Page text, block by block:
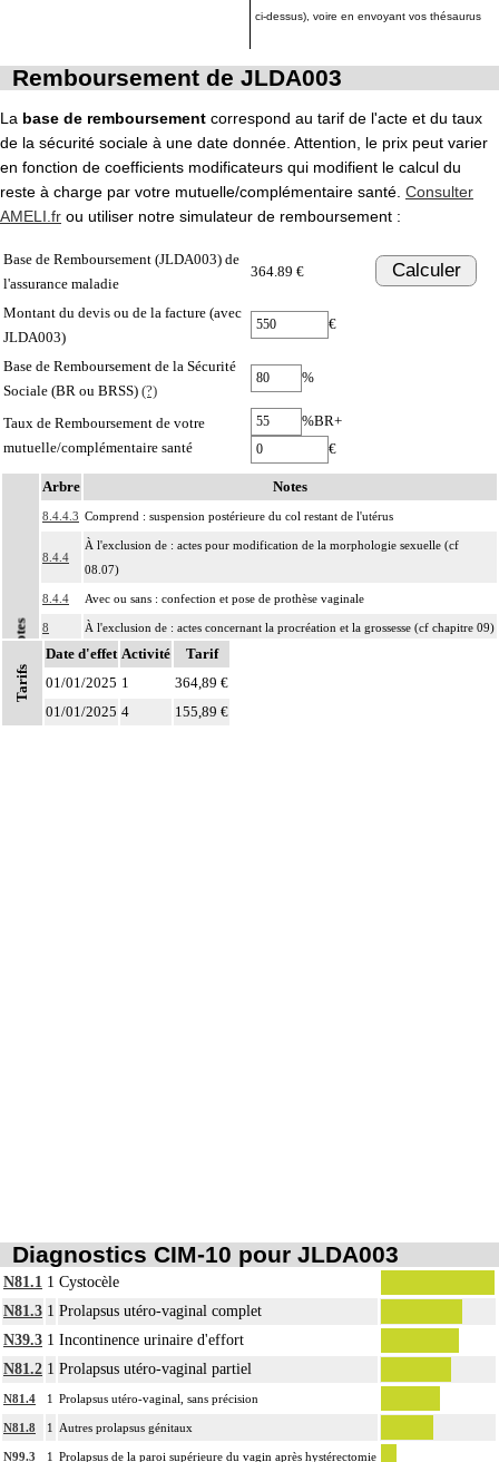
ci-dessus), voire en envoyant vos thésaurus
Remboursement de JLDA003
La base de remboursement correspond au tarif de l'acte et du taux
de la sécurité sociale à une date donnée. Attention, le prix peut varier
en fonction de coefficients modificateurs qui modifient le calcul du
reste à charge par votre mutuelle/complémentaire santé. Consulter
AMELI.fr ou utiliser notre simulateur de remboursement :
Base de Remboursement (JLDA003) de
l'assurance maladie
364.89 € Calculer
Montant du devis ou de la facture (avec
JLDA003)
€
Base de Remboursement de la Sécurité
Sociale (BR ou BRSS) (?)
%
Taux de Remboursement de votre
mutuelle/complémentaire santé
%BR+
€
Notes
Arbre Notes
8.4.4.3 Comprend : suspension postérieure du col restant de l'utérus
8.4.4
À l'exclusion de : actes pour modification de la morphologie sexuelle (cf
08.07)
8.4.4 Avec ou sans : confection et pose de prothèse vaginale
8 À l'exclusion de : actes concernant la procréation et la grossesse (cf chapitre 09)
8
Les actes sur la cavité de l'abdomen, par coelioscopie ou par
rétropéritonéoscopie incluent l'évacuation de collection intraabdominale
associée, la toilette péritonéale et/ou la pose de drain.
Tarifs
Date d'effet Activité
Tarif
01/01/2025 1
364,89 €
01/01/2025 4 155,89 €
Diagnostics CIM-10 pour JLDA003
N81.1 1 Cystocèle
N81.3 1 Prolapsus utéro-vaginal complet
N39.3 1 Incontinence urinaire d'effort
N81.2 1 Prolapsus utéro-vaginal partiel
N81.4 1 Prolapsus utéro-vaginal, sans précision
N81.8 1 Autres prolapsus génitaux
N99.3 1 Prolapsus de la paroi supérieure du vagin après hystérectomie